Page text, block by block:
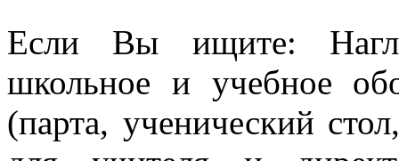
Если Вы ищите:
школьное и учебное
(парта, ученический